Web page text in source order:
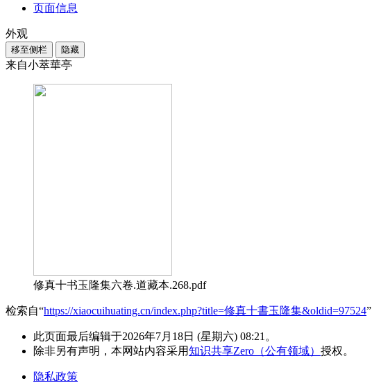
页面信息
外观
移至侧栏 隐藏
来自小萃華亭
修真十书玉隆集六卷.道藏本.268.pdf
检索自“https://xiaocuihuating.cn/index.php?title=修真十書玉隆集&oldid=97524”
此页面最后编辑于2026年7月18日 (星期六) 08:21。
除非另有声明，本网站内容采用知识共享Zero（公有领域） 授权。
隐私政策